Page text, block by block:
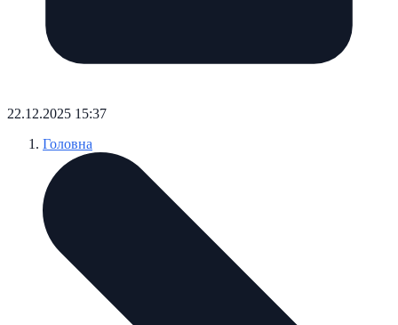
22.12.2025 15:37
Головна